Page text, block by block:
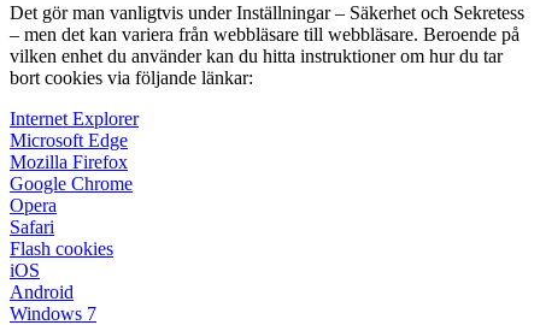
Det gör man vanligtvis under Inställningar – Säkerhet och Sekretess
– men det kan variera från webbläsare till webbläsare. Beroende på
vilken enhet du använder kan du hitta instruktioner om hur du tar
bort cookies via följande länkar:
Internet Explorer
Microsoft Edge
Mozilla Firefox
Google Chrome
Opera
Safari
Flash cookies
iOS
Android
Windows 7